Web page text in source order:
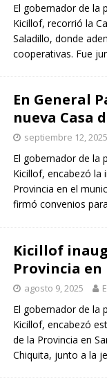
El gobernador de la
Kicillof, recorrió la
Saladillo, donde
cooperativas. Fue
En General
nueva Casa
septiembre 12, 2025
El gobernador de la
Kicillof, encabezó la
Provincia en el
firmó convenios
Kicillof
Provincia
agosto 9, 2025
El gobernador de la
Kicillof, encabezó
de la Provincia en
Chiquita, junto a la